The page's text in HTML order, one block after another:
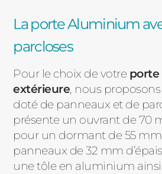
La porte Aluminium
parcloses
Pour le choix de votre
extérieure, nous
doté de panneaux et de
présente un ouvrant de 70
pour un dormant de 55 mm
panneaux de 32 mm
une tôle en aluminium